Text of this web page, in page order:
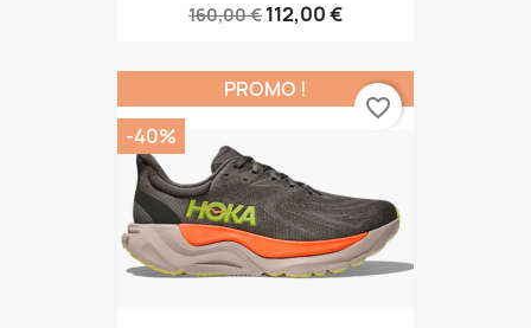
160,00 € 112,00 €
PROMO !
-40%
favorite_border